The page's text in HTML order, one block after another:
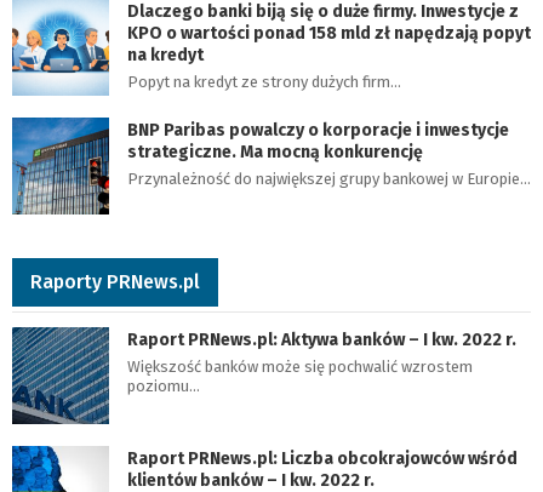
Dlaczego banki biją się o duże firmy. Inwestycje z
KPO o wartości ponad 158 mld zł napędzają popyt
na kredyt
Popyt na kredyt ze strony dużych firm…
BNP Paribas powalczy o korporacje i inwestycje
strategiczne. Ma mocną konkurencję
Przynależność do największej grupy bankowej w Europie…
Raporty PRNews.pl
Raport PRNews.pl: Aktywa banków – I kw. 2022 r.
Większość banków może się pochwalić wzrostem
poziomu…
Raport PRNews.pl: Liczba obcokrajowców wśród
klientów banków – I kw. 2022 r.